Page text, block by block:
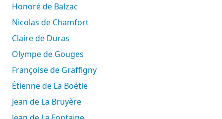
Honoré de Balzac
Nicolas de Chamfort
Claire de Duras
Olympe de Gouges
Françoise de Graffigny
Étienne de La Boétie
Jean de La Bruyère